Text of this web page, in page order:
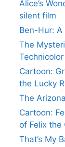
Alice’s
silent film
Ben-Hur:
The
Technicolor
Cartoon:
the Lucky
The
Cartoon:
of Felix the
That’s My